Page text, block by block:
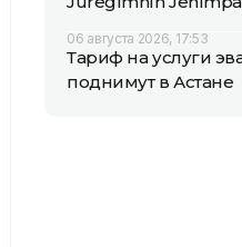
06 августа 2026, 17:53
Тариф на услуги
поднимут в Астане